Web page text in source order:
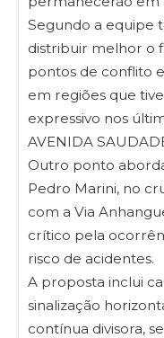
Segundo a equipe
distribuir melhor o
pontos de conflito
em regiões que
expressivo nos
AVENIDA
Outro ponto
Pedro Marini, no
com a Via
crítico pela
risco de acidentes.
A proposta inclui
sinalização
contínua divisora,